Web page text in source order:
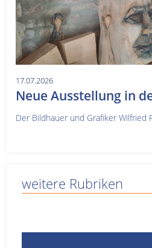
17.07.2026
Neue Ausstellung in
Der Bildhauer und Grafiker Wilfried
weitere Rubriken